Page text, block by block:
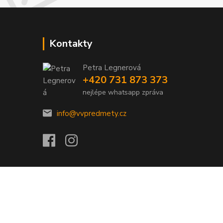
Kontakty
Petra Legnerová
+420 731 873 373
nejlépe whatsapp zpráva
info@vvpredmety.cz